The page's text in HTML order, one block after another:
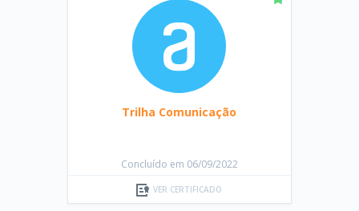
Trilha Comunicação
Concluído em 06/09/2022
VER CERTIFICADO